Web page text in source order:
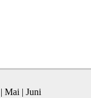
Mai| Juni